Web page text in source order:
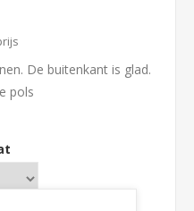
De buitenkant is glad.
pols